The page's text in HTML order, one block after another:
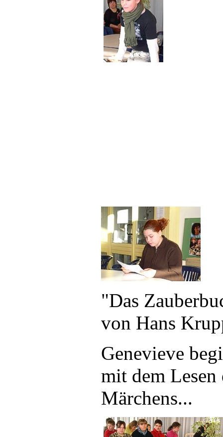
"Das
von Hans
Genevieve
mit dem Lesen
Märchens...